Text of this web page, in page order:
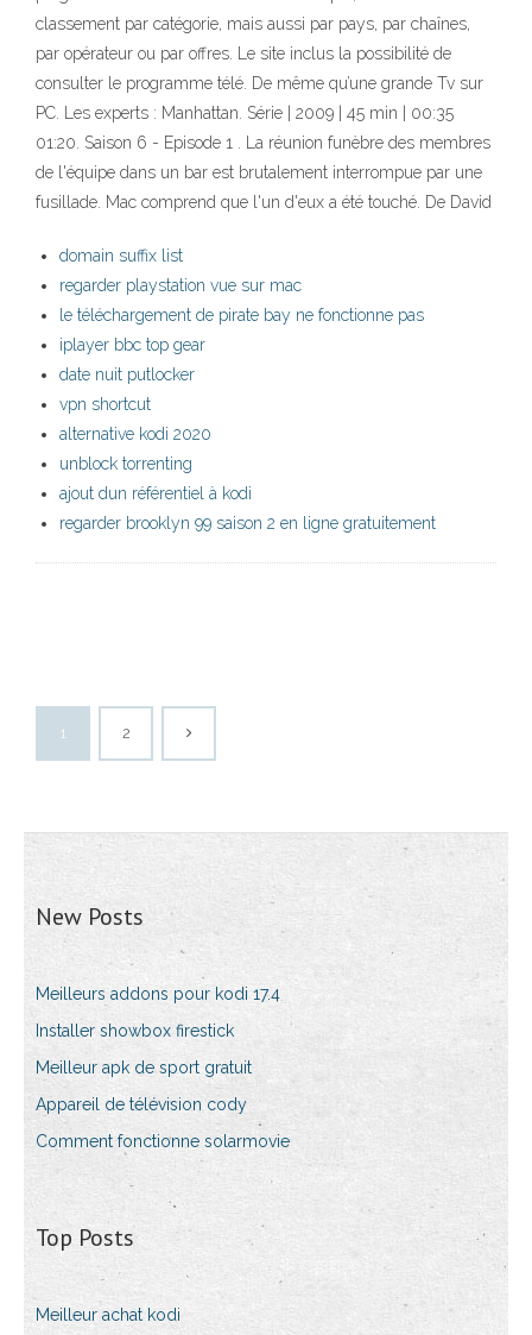
classement par catégorie, mais aussi par pays, par chaînes,
par opérateur ou par offres. Le site inclus la possibilité de
consulter le programme télé. De même qu’une grande Tv sur
PC. Les experts : Manhattan. Série | 2009 | 45 min | 00:35
01:20. Saison 6 - Episode 1 . La réunion funèbre des membres
de l'équipe dans un bar est brutalement interrompue par une
fusillade. Mac comprend que l'un d'eux a été touché. De David
domain suffix list
regarder playstation vue sur mac
le téléchargement de pirate bay ne fonctionne pas
iplayer bbc top gear
date nuit putlocker
vpn shortcut
alternative kodi 2020
unblock torrenting
ajout dun référentiel à kodi
regarder brooklyn 99 saison 2 en ligne gratuitement
1 2
New Posts
Meilleurs addons pour kodi 17.4
Installer showbox firestick
Meilleur apk de sport gratuit
Appareil de télévision cody
Comment fonctionne solarmovie
Top Posts
Meilleur achat kodi